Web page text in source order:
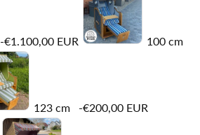
-€1.100,00 EUR 100 cm
123 cm -€200,00 EUR